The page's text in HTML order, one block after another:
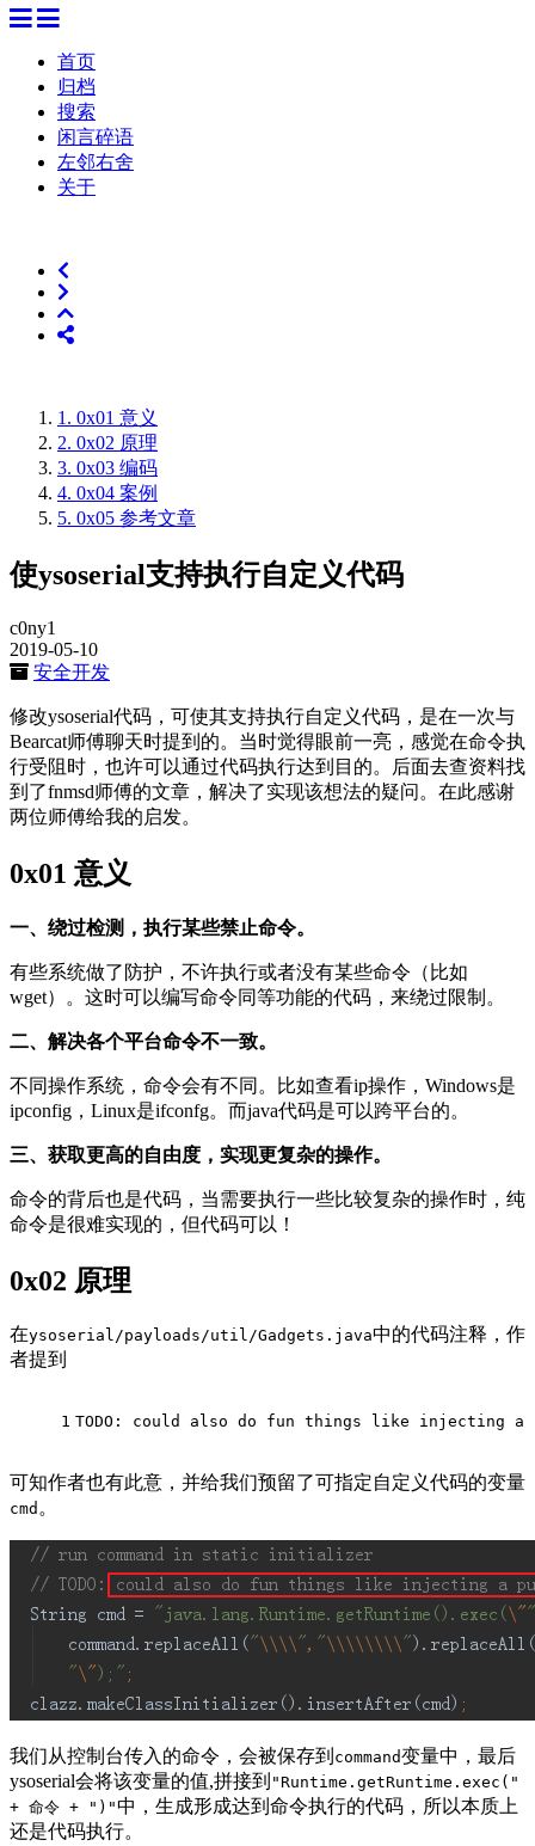
首页
归档
搜索
闲言碎语
左邻右舍
关于
1. 0x01 意义
2. 0x02 原理
3. 0x03 编码
4. 0x04 案例
5. 0x05 参考文章
使ysoserial支持执行自定义代码
c0ny1
2019-05-10
安全开发
修改ysoserial代码，可使其支持执行自定义代码，是在一次与
Bearcat师傅聊天时提到的。当时觉得眼前一亮，感觉在命令执
行受阻时，也许可以通过代码执行达到目的。后面去查资料找
到了fnmsd师傅的文章，解决了实现该想法的疑问。在此感谢
两位师傅给我的启发。
0x01 意义
一、绕过检测，执行某些禁止命令。
有些系统做了防护，不许执行或者没有某些命令（比如
wget）。这时可以编写命令同等功能的代码，来绕过限制。
二、解决各个平台命令不一致。
不同操作系统，命令会有不同。比如查看ip操作，Windows是
ipconfig，Linux是ifconfg。而java代码是可以跨平台的。
三、获取更高的自由度，实现更复杂的操作。
命令的背后也是代码，当需要执行一些比较复杂的操作时，纯
命令是很难实现的，但代码可以！
0x02 原理
在ysoserial/payloads/util/Gadgets.java中的代码注释，作
者提到
1 TODO: could also do fun things like injecting a pure-
可知作者也有此意，并给我们预留了可指定自定义代码的变量
cmd 。
我们从控制台传入的命令，会被保存到 command变量中，最后
ysoserial会将该变量的值,拼接到 "Runtime.getRuntime.exec("
+ 命令 + ")"中，生成形成达到命令执行的代码，所以本质上
还是代码执行。